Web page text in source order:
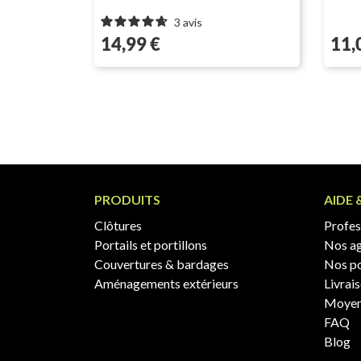
3 avis
Prix
14,99 € Prix
PRODUITS
Clôtures
Portails et portillons
Couvertures & bardages
Aménagements extérieurs
AIDE
Nos
Nos
FAQ
Blog